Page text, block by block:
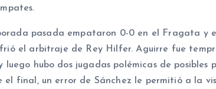
pasada empataron 0-0 en el Fragata y
el arbitraje de Rey Hilfer. Aguirre fue
luego hubo dos jugadas polémicas de posibles
el final, un error de Sánchez le permitió a la